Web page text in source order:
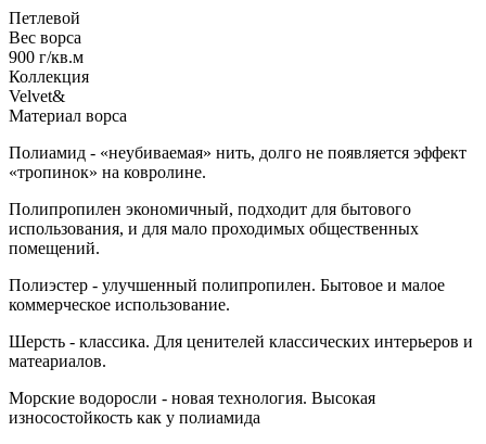
Петлевой
Вес ворса
900 г/кв.м
Коллекция
Velvet&
Материал ворса
Полиамид - «неубиваемая» нить, долго не появляется эффект
«тропинок» на ковролине.
Полипропилен экономичный, подходит для бытового
использования, и для мало проходимых общественных
помещений.
Полиэстер - улучшенный полипропилен. Бытовое и малое
коммерческое использование.
Шерсть - классика. Для ценителей классических интерьеров и
матеариалов.
Морские водоросли - новая технология. Высокая
износостойкость как у полиамида